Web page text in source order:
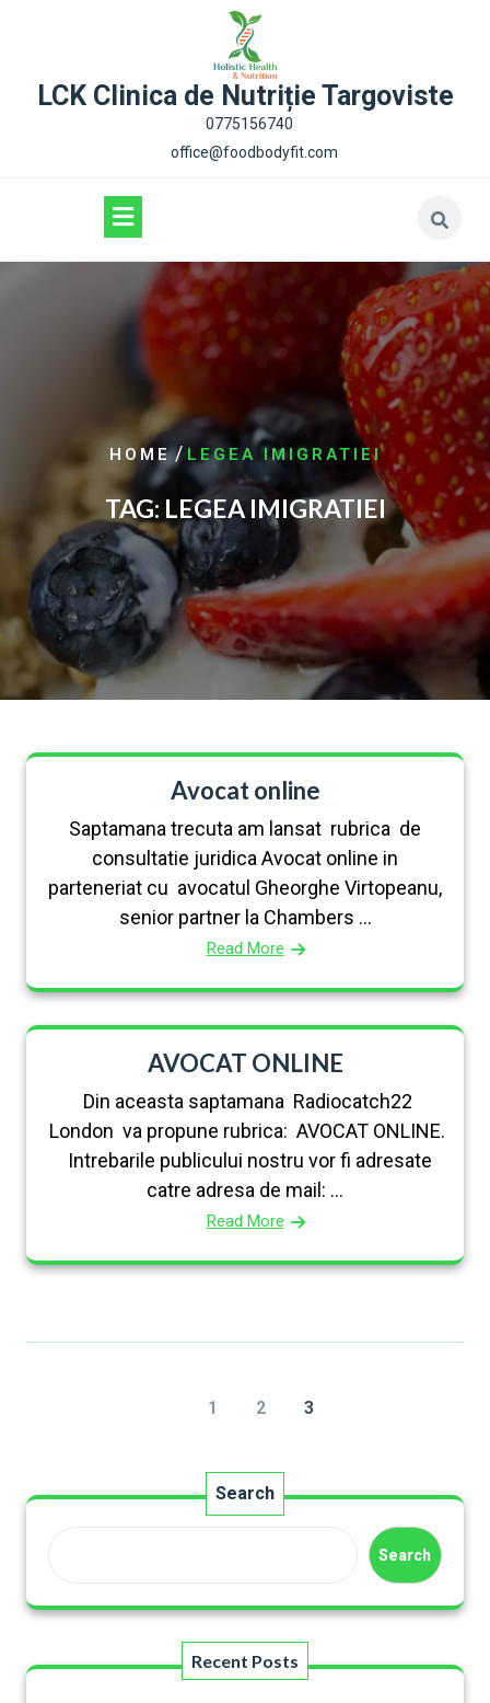
LCK Clinica de Nutriție Targoviste
0775156740
office@foodbodyfit.com
HOME/ LEGEA IMIGRATIEI
TAG: LEGEA IMIGRATIEI
Avocat online
Saptamana trecuta am lansat rubrica de
consultatie juridica Avocat online in
parteneriat cu avocatul Gheorghe Virtopeanu,
senior partner la Chambers ...
Read More
AVOCAT ONLINE
Din aceasta saptamana Radiocatch22
London va propune rubrica: AVOCAT ONLINE.
Intrebarile publicului nostru vor fi adresate
catre adresa de mail: ...
Read More
1 2 3
Search
Search
Recent Posts